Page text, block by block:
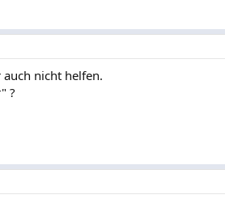
nicht helfen.
?